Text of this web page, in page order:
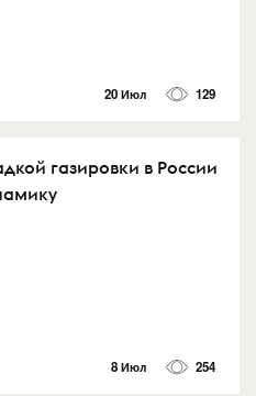
20 Июл 129
газировки в России
8 Июл 254